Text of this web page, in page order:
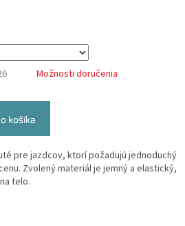
Možnosti doručenia
košíka
pre jazdcov, ktorí požadujú jednoduchý
Zvolený materiál je jemný a elastický,
telo.